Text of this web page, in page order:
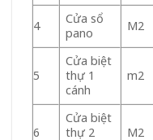
4
Cửa sổ
pano
M2
5
Cửa biệt
thự 1
cánh
m2
6
Cửa biệt
thự 2
M2